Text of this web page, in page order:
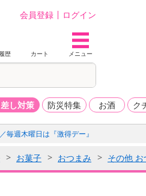
会員登録 ログイン
歴 カート メニュー
し対策 防災特集 お酒 ク
毎週木曜日は『激得デー』
お菓子 おつまみ その他